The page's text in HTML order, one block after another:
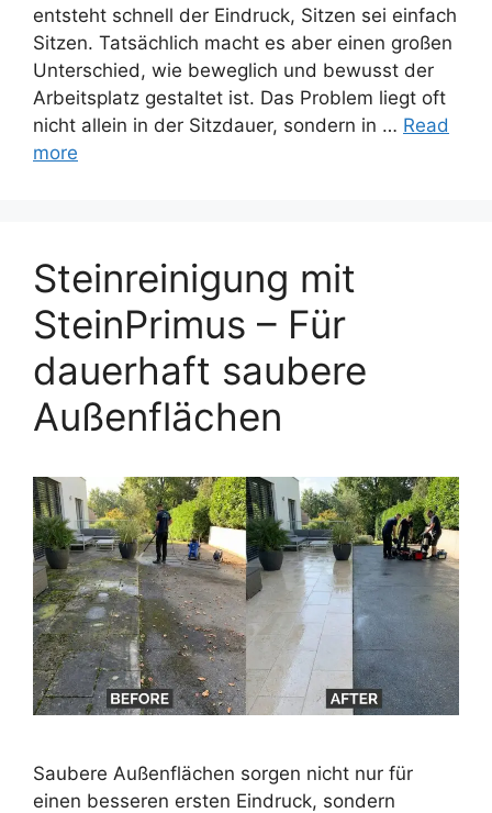
entsteht schnell der Eindruck, Sitzen sei einfach
Sitzen. Tatsächlich macht es aber einen großen
Unterschied, wie beweglich und bewusst der
Arbeitsplatz gestaltet ist. Das Problem liegt oft
nicht allein in der Sitzdauer, sondern in … Read
more
Steinreinigung mit
SteinPrimus – Für
dauerhaft saubere
Außenflächen
Saubere Außenflächen sorgen nicht nur für
einen besseren ersten Eindruck, sondern